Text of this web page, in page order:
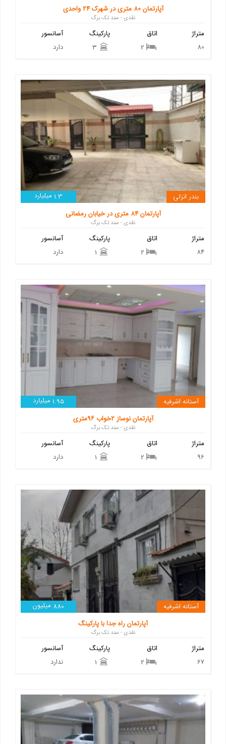
آپارتمان 80 متری در شهرک 24 واحدی
نقدی - سند تک برگ
آسانسور
دارد
پارکینگ
اتاق
متراژ
80
1.3 میلیارد
بندر انزلی
آپارتمان 84 متری در خیابان رمضانی
نقدی - سند تک برگ
آسانسور
دارد
پارکینگ
اتاق
متراژ
84
1.95 میلیارد
آستانه اشرفیه
آپارتمان نوساز ۲خواب ۹۶متری
نقدی - سند تک برگ
آسانسور
دارد
پارکینگ
اتاق
متراژ
96
880 میلیون
آستانه اشرفیه
آپارتمان راه جدا با پارکینگ
نقدی - سند تک برگ
آسانسور
ندارد
پارکینگ
اتاق
متراژ
67